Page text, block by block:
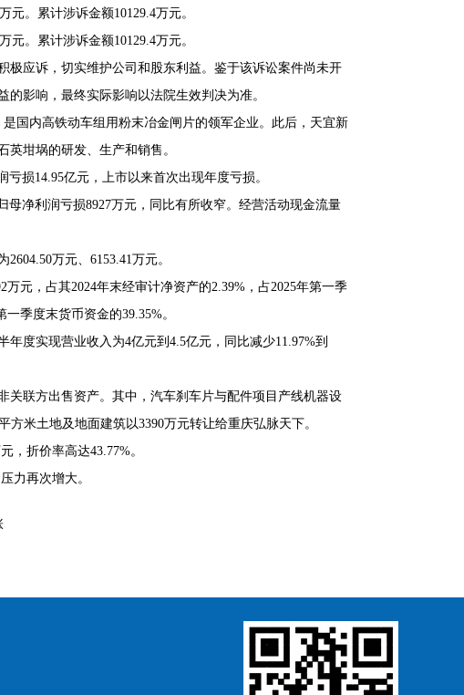
元。累计涉诉金额10129.4万元。
元。累计涉诉金额10129.4万元。
应诉，切实维护公司和股东利益。鉴于该诉讼案件尚未开
影响，最终实际影响以法院生效判决为准。
国内高铁动车组用粉末冶金闸片的领军企业。此后，天宜新
坩埚的研发、生产和销售。
损14.95亿元，上市以来首次出现年度亏损。
母净利润亏损8927万元，同比有所收窄。经营活动现金流量
万元、6153.41万元。
元，占其2024年末经审计净资产的2.39%，占2025年第一季
季度末货币资金的39.35%。
年度实现营业收入为4亿元到4.5亿元，同比减少11.97%到
关联方出售资产。其中，汽车刹车片与配件项目产线机器设
米土地及地面建筑以3390万元转让给重庆弘脉天下。
，折价率高达43.77%。
力再次增大。